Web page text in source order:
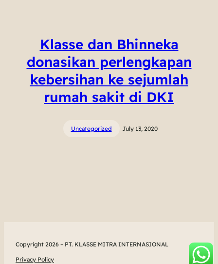
Klasse dan Bhinneka
donasikan perlengkapan
kebersihan ke sejumlah
rumah sakit di DKI
Uncategorized July 13, 2020
Copyright 2026 – PT. KLASSE MITRA INTERNASIONAL
Privacy Policy